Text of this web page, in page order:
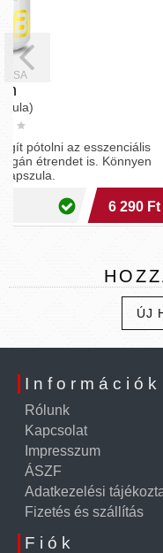
Az Amino
legyőzésére és
ÚJ
Információk
Rólunk
Kapcsolat
Impresszum
ÁSZF
Adatkezelési
Fizetés és szállítás
Fiók